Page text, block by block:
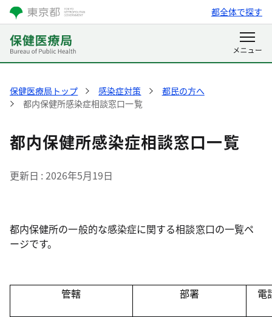
都全体で探す
保健医療局トップ 感染症対策
都民の方へ
都内保健所感染症相談窓口一覧
都内保健所感染症相談窓口一覧
更新日 2026年5月19日
都内保健所の一般的な感染症に関する相談窓口の一覧ペ
ージです。
管轄 部署 電